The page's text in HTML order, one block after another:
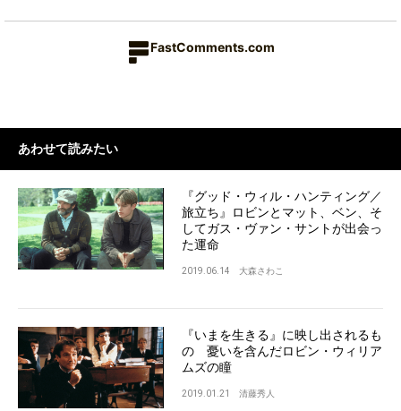
FastComments.com
あわせて読みたい
『グッド・ウィル・ハンティング／
旅立ち』ロビンとマット、ベン、そ
してガス・ヴァン・サントが出会っ
た運命
2019.06.14 大森さわこ
『いまを生きる』に映し出されるも
の 憂いを含んだロビン・ウィリア
ムズの瞳
2019.01.21 清藤秀人